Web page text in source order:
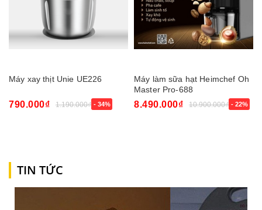
Máy xay thịt Unie UE226
790.000₫ 1.190.000₫ - 34%
Máy làm sữa hạt Heimchef Oh
Master Pro-688
8.490.000₫ 10.900.000₫ - 22%
TIN TỨC